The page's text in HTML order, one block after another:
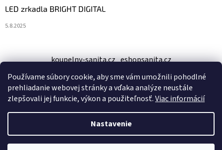
Používame súbory cookie, aby sme vám umožnili pohodlné
prehliadanie webovej stránky a vďaka analýze neustále
zlepšovali jej funkcie, výkon a použiteľnosť.Viac informácií
Nastavenie
LED zrkadla BRIGHT DIGITAL
5.8.2025
koupelny-sanita.cz eshopsanita.cz
Vytvoril Shoptet